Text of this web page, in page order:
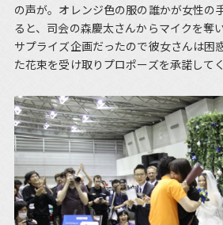
の声が。オレンジ色の服の誰かが女性の
ると、司会の森慶太さんからマイクを奪
サプライズ企画だったので彼女さんは困
た花束を受け取りプロポーズを承諾して